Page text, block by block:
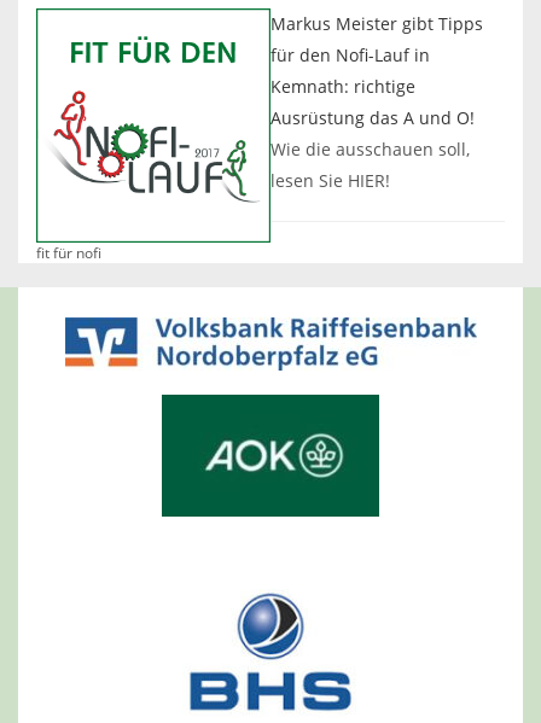
fit für nofi
Markus Meister gibt Tipps
für den Nofi-Lauf in
Kemnath: richtige
Ausrüstung das A und O!
Wie die ausschauen soll,
lesen Sie HIER!